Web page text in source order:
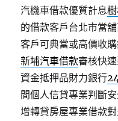
汽機車借款優質計息
的借款客戶台北市當
客戶可典當或高價收
新埔汽車借款審核快
資金抵押品財力銀行
間個人信貸專業判斷
增轉貸房屋專業借款